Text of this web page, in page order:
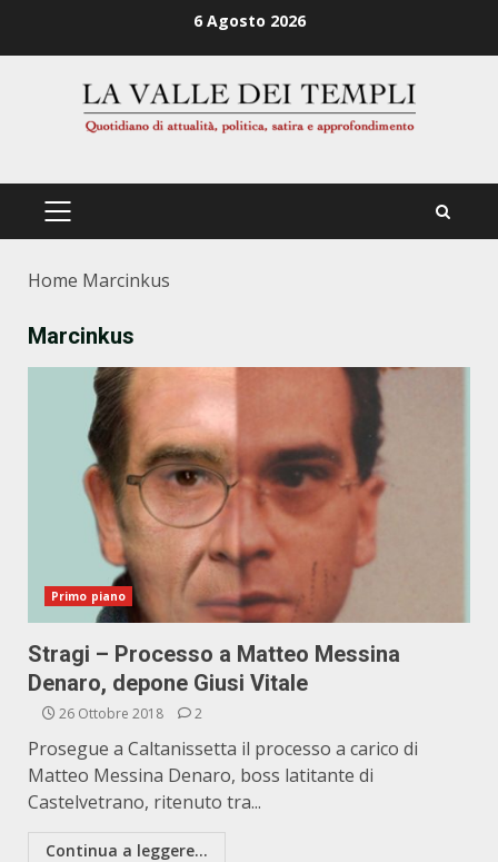
6 Agosto 2026
PRIMÄRES
Home Marcinkus
Marcinkus
Primo piano
Stragi – Processo a Matteo Messina
Denaro, depone Giusi Vitale
26 Ottobre 2018 2
Prosegue a Caltanissetta il processo a carico di
Matteo Messina Denaro, boss latitante di
Castelvetrano, ritenuto tra...
Continua a leggere...